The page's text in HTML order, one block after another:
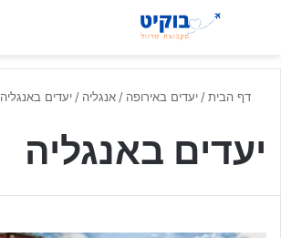
חפשו עבור
דף הבית/ יעדים באירופה / אנגליה / יעדים באנגליה
יעדים באנגליה